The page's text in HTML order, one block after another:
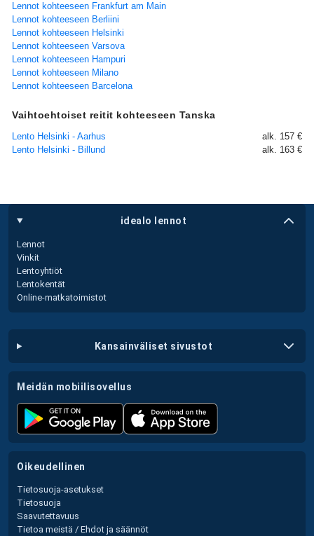
Lennot kohteeseen Frankfurt am Main
Lennot kohteeseen Berliini
Lennot kohteeseen Helsinki
Lennot kohteeseen Varsova
Lennot kohteeseen Hampuri
Lennot kohteeseen Milano
Lennot kohteeseen Barcelona
Vaihtoehtoiset reitit kohteeseen Tanska
Lento Helsinki - Aarhus
alk. 157 €
Lento Helsinki - Billund
alk. 163 €
idealo lennot
Lennot
Vinkit
Lentoyhtiöt
Lentokentät
Online-matkatoimistot
kansainväliset sivustot
meidän mobiilisovellus
oikeudellinen
Tietosuoja-asetukset
Tietosuoja
Saavutettavuus
Tietoa meistä / Ehdot ja säännöt